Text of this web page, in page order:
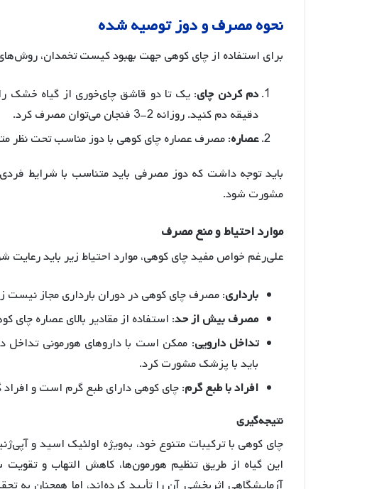
نحوهمصرفودوزتوصیهشده
برای استفاده از چای کوهی جهت بهبود کیست تخمدان،
دم کردن چای
دقیقه دم کنید. روزانه 2-3 فنجان می‌توان مصرف کرد.
عصاره: مصرف عصاره چای کوهی با دوز مناسب تحت
باید توجه داشت که دوز مصرفی باید متناسب با شرایط
مشورت شود.
موارداحتیاطومنعمصرف
علی‌رغم خواص مفید چای کوهی، موارد احتیاط زیر باید رعایت
بارداری: مصرف چای کوهی در دوران بارداری مجاز نیست
مصرفبیشازحد: استفاده از مقادیر بالای عصاره
تداخل دارویی: ممکن است با داروهای هورمونی تداخل
باید با پزشک مشورت کرد.
افرادباطبعگرم: چای کوهی دارای طبع گرم است و
نتیجهگیری
چای کوهی با ترکیبات متنوع خود، به‌ویژه اولئیک اسید و
این گیاه از طریق تنظیم هورمون‌ها، کاهش التهاب و
آزمایشگاهی اثربخشی آن را تأیید کرده‌اند، اما همچنان